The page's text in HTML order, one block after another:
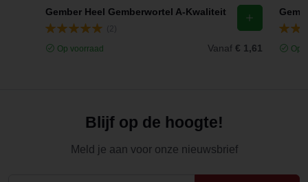
Gember Heel Gemberwortel A-Kwaliteit
Op voorraad Vanaf € 1,61 Op
Blijf op de hoogte!
Meld je aan voor onze nieuwsbrief